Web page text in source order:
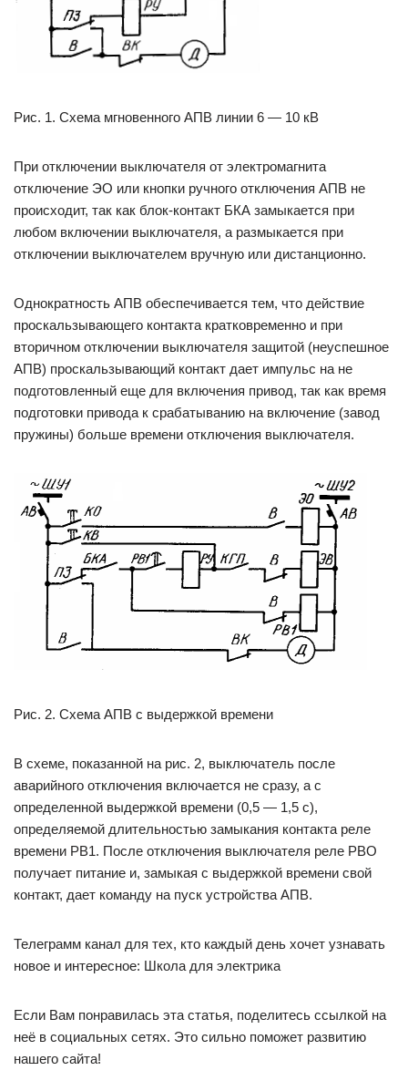
Рис. 1. Схема мгновенного АПВ линии 6 — 10 кВ
При отключении выключателя от электромагнита
отключение ЭО или кнопки ручного отключения АПВ не
происходит, так как блок-контакт БКА замыкается при
любом включении выключателя, а размыкается при
отключении выключателем вручную или дистанционно.
Однократность АПВ обеспечивается тем, что действие
проскальзывающего контакта кратковременно и при
вторичном отключении выключателя защитой (неуспешное
АПВ) проскальзывающий контакт дает импульс на не
подготовленный еще для включения привод, так как время
подготовки привода к срабатыванию на включение (завод
пружины) больше времени отключения выключателя.
Рис. 2. Схема АПВ с выдержкой времени
В схеме, показанной на рис. 2, выключатель после
аварийного отключения включается не сразу, а с
определенной выдержкой времени (0,5 — 1,5 с),
определяемой длительностью замыкания контакта реле
времени РВ1. После отключения выключателя реле РВО
получает питание и, замыкая с выдержкой времени свой
контакт, дает команду на пуск устройства АПВ.
Телеграмм канал для тех, кто каждый день хочет узнавать
новое и интересное: Школа для электрика
Если Вам понравилась эта статья, поделитесь ссылкой на
неё в социальных сетях. Это сильно поможет развитию
нашего сайта!